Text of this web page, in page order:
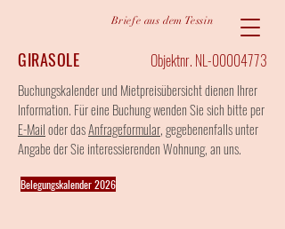
Briefe aus dem Tessin
GIRASOLE Objektnr. NL-00004773
Buchungskalender und Mietpreisübersicht dienen Ihrer
Information. Für eine Buchung wenden Sie sich bitte per
E-Mailoder dasAnfrageformular, gegebenenfalls unter
Angabe der Sie interessierenden Wohnung, an uns.
Belegungskalender 2026